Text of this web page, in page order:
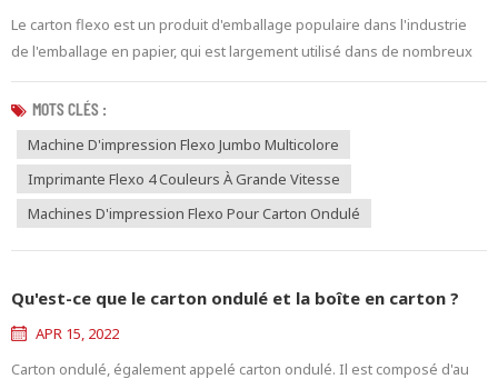
Le carton flexo est un produit d'emballage populaire dans l'industrie
de l'emballage en papier, qui est largement utilisé dans de nombreux
domaines tels que l'alimentation, l'électronique, l'agriculture et les
produits secondaires. Dans le processus de production, les 20
groupes de données suivants sont souvent utilisés dans le processus
d'impression flexo : Données à utiliser en commun 1. La pres...
MOTS CLÉS :
Machine D'impression Flexo Jumbo Multicolore
Imprimante Flexo 4 Couleurs À Grande Vitesse
Machines D'impression Flexo Pour Carton Ondulé
Qu'est-ce que le carton ondulé et la boîte en carton ?
APR 15, 2022
Carton ondulé, également appelé carton ondulé. Il est composé d'au